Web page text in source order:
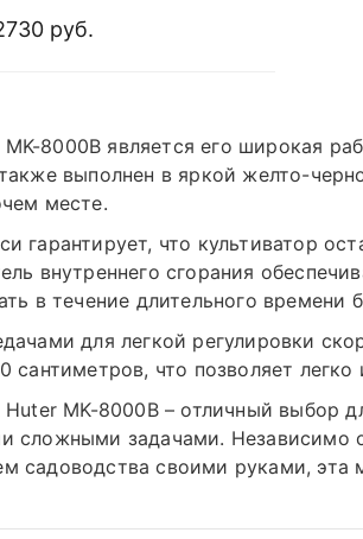
бензиновый
руб.
8000B является его широкая
выполнен в яркой желто-
месте.
гарантирует, что культиватор
внутреннего сгорания
в течение длительного времени
для легкой регулировки
сантиметров, что позволяет
MK-8000B – отличный выбор
сложными задачами. Независимо
садоводства своими руками, эта